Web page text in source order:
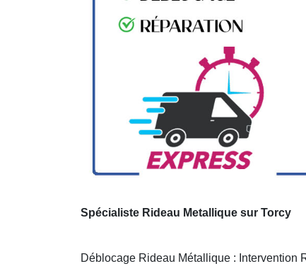
Spécialiste Rideau Metallique sur Torcy
Déblocage Rideau Métallique : Intervention